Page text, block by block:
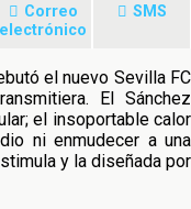
Correo
electrónico
SMS
el nuevo Sevilla FC
El Sánchez
el insoportable calor
ni enmudecer a una
y la diseñada por